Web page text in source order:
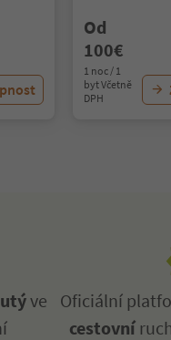
Od
100€
1 noc / 1
byt Včetně
DPH
ve
Oficiální
cestovní